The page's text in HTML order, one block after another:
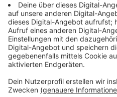
Immer auf
Verpass' nichts mehr -
ANTENNE BAYERN